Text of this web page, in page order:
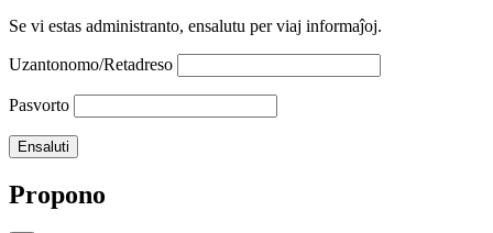
Se vi estas administranto, ensalutu per viaj informaĵoj.
Uzantonomo/Retadreso
Pasvorto
Propono